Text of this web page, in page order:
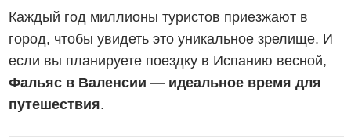
Каждый год миллионы туристов приезжают в
город, чтобы увидеть это уникальное зрелище. И
если вы планируете поездку в Испанию весной,
Фальяс в Валенсии — идеальное время для
путешествия.